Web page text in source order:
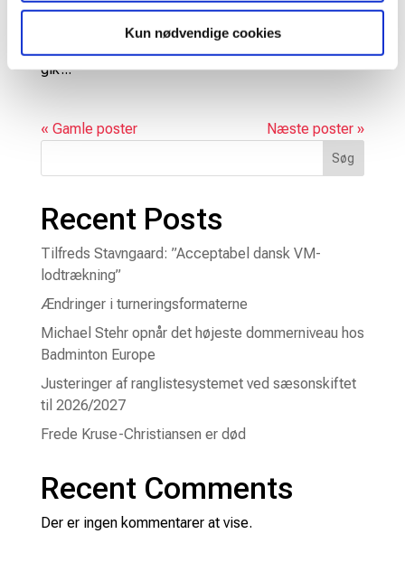
Kun nødvendige cookies
forventet at blive tæt, men sådan skulle det ikke
forholde sig. Danmark vandt finalen 3-0. Køb billet
gik...
« Gamle poster Næste poster »
Søg
Recent Posts
Tilfreds Stavngaard: ”Acceptabel dansk VM-
lodtrækning”
Ændringer i turneringsformaterne
Michael Stehr opnår det højeste dommerniveau hos
Badminton Europe
Justeringer af ranglistesystemet ved sæsonskiftet
til 2026/2027
Frede Kruse-Christiansen er død
Recent Comments
Der er ingen kommentarer at vise.